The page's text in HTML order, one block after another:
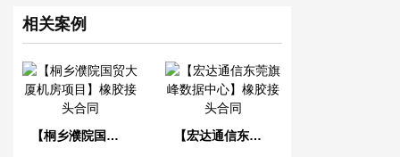
相关案例
【桐乡濮院国贸大厦机房项目】橡胶接头合同 【宏达通信东莞旗峰数据中心】橡胶接头合同